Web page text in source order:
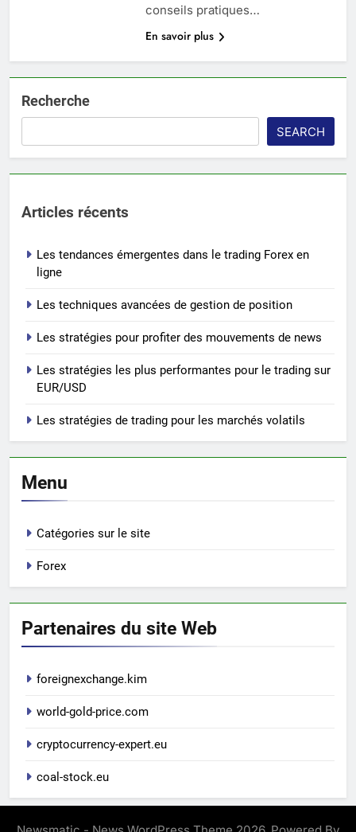
conseils pratiques…
En savoir plus
Recherche
SEARCH
Articles récents
Les tendances émergentes dans le trading Forex en
ligne
Les techniques avancées de gestion de position
Les stratégies pour profiter des mouvements de news
Les stratégies les plus performantes pour le trading sur
EUR/USD
Les stratégies de trading pour les marchés volatils
Menu
Catégories sur le site
Forex
Partenaires du site Web
foreignexchange.kim
world-gold-price.com
cryptocurrency-expert.eu
coal-stock.eu